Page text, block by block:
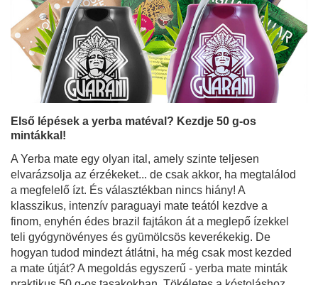
Első lépések a yerba matéval? Kezdje 50 g-os
mintákkal!
A Yerba mate egy olyan ital, amely szinte teljesen
elvarázsolja az érzékeket... de csak akkor, ha megtalálod
a megfelelő ízt. És választékban nincs hiány! A
klasszikus, intenzív paraguayi mate teától kezdve a
finom, enyhén édes brazil fajtákon át a meglepő ízekkel
teli gyógynövényes és gyümölcsös keverékekig. De
hogyan tudod mindezt átlátni, ha még csak most kezded
a mate útját? A megoldás egyszerű - yerba mate minták